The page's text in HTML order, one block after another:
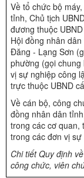
Về tổ chức bộ
tỉnh, Chủ tịch
đương thuộc
Hội đồng nhân
Đăng - Lạng Sơn
phường (gọi chung
vị sự nghiệp công
trực thuộc UBND
Về cán bộ, công
đồng nhân dân
trong các cơ quan,
trong các đơn vị
Chi tiết Quy định
công chức, viên